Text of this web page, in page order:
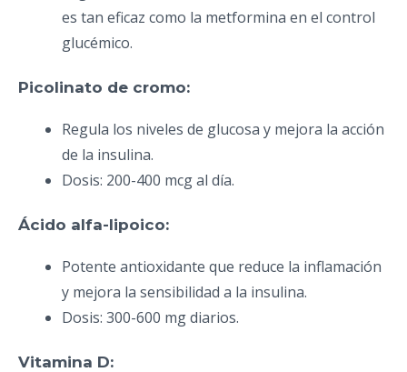
es tan eficaz como la metformina en el control
glucémico.
Picolinato de cromo:
Regula los niveles de glucosa y mejora la acción
de la insulina.
Dosis: 200-400 mcg al día.
Ácido alfa-lipoico:
Potente antioxidante que reduce la inflamación
y mejora la sensibilidad a la insulina.
Dosis: 300-600 mg diarios.
Vitamina D: